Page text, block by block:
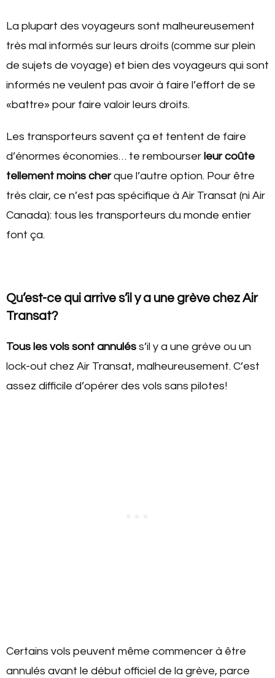
La plupart des voyageurs sont malheureusement
très mal informés sur leurs droits (comme sur plein
de sujets de voyage) et bien des voyageurs qui sont
informés ne veulent pas avoir à faire l’effort de se
«battre» pour faire valoir leurs droits.
Les transporteurs savent ça et tentent de faire
d’énormes économies… te rembourser leur coûte
tellement moins cherque l’autre option. Pour être
très clair, ce n’est pas spécifique à Air Transat (ni Air
Canada): tous les transporteurs du monde entier
font ça.
Qu’est-ce qui arrive s’il y a une grève chez Air
Transat?
Tous les vols sont annulés s’il y a une grève ou un
lock-out chez Air Transat, malheureusement. C’est
assez difficile d’opérer des vols sans pilotes!
Certains vols peuvent même commencer à être
annulés avant le début officiel de la grève, parce